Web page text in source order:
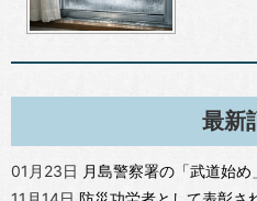
最新
01月23日 月島警察署の「武道始